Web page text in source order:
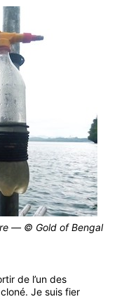
— © Gold of Bengal
de l’un des
Je suis fier